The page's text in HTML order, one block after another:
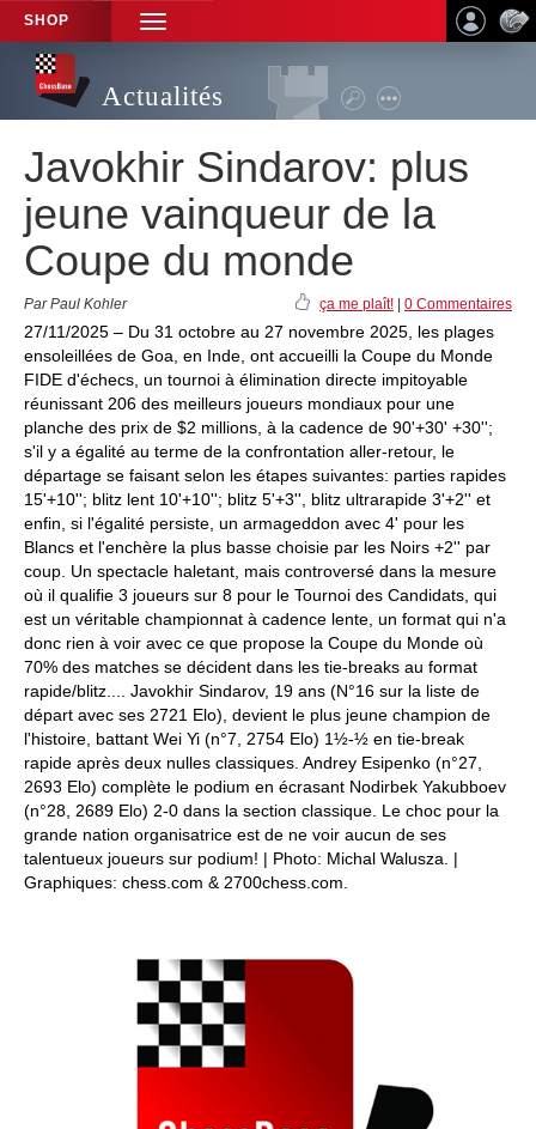
SHOP
TOGGLE
NAVIGATION
Actualités
Javokhir Sindarov: plus
jeune vainqueur de la
Coupe du monde
Par Paul Kohler ça me plaît! 0 Commentaires
27/11/2025 – Du 31 octobre au 27 novembre 2025, les plages
ensoleillées de Goa, en Inde, ont accueilli la Coupe du Monde
FIDE d'échecs, un tournoi à élimination directe impitoyable
réunissant 206 des meilleurs joueurs mondiaux pour une
planche des prix de $2 millions, à la cadence de 90'+30' +30'';
s'il y a égalité au terme de la confrontation aller-retour, le
départage se faisant selon les étapes suivantes: parties rapides
15'+10''; blitz lent 10'+10''; blitz 5'+3'', blitz ultrarapide 3'+2'' et
enfin, si l'égalité persiste, un armageddon avec 4' pour les
Blancs et l'enchère la plus basse choisie par les Noirs +2'' par
coup. Un spectacle haletant, mais controversé dans la mesure
où il qualifie 3 joueurs sur 8 pour le Tournoi des Candidats, qui
est un véritable championnat à cadence lente, un format qui n'a
donc rien à voir avec ce que propose la Coupe du Monde où
70% des matches se décident dans les tie-breaks au format
rapide/blitz.... Javokhir Sindarov, 19 ans (N°16 sur la liste de
départ avec ses 2721 Elo), devient le plus jeune champion de
l'histoire, battant Wei Yi (n°7, 2754 Elo) 1½-½ en tie-break
rapide après deux nulles classiques. Andrey Esipenko (n°27,
2693 Elo) complète le podium en écrasant Nodirbek Yakubboev
(n°28, 2689 Elo) 2-0 dans la section classique. Le choc pour la
grande nation organisatrice est de ne voir aucun de ses
talentueux joueurs sur podium! | Photo: Michal Walusza. |
Graphiques: chess.com & 2700chess.com.